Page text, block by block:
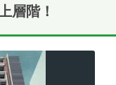
層階！